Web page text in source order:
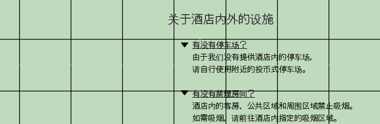
关于酒店内外的设施
▼
▼
有没有停车场？
由于我们没有提供酒店内的停车场，
请自行使用附近的投币式停车场。
有没有禁煙房间？
酒店内的客房、公共区域和周围区域禁止吸烟。
如需吸烟，请前往酒店内指定的吸烟区域。